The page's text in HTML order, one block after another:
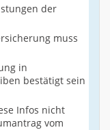
der
muss
in
bestätigt sein
Infos nicht
vom